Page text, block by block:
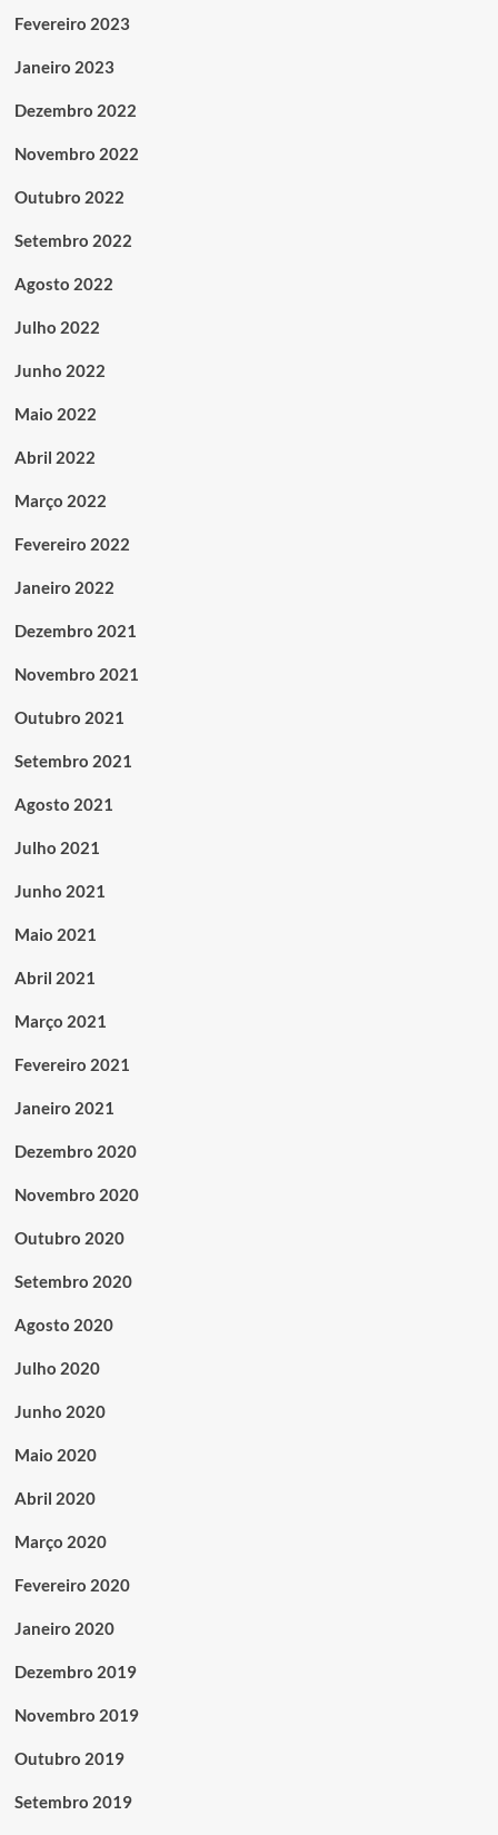
Fevereiro 2023
Janeiro 2023
Dezembro 2022
Novembro 2022
Outubro 2022
Setembro 2022
Agosto 2022
Julho 2022
Junho 2022
Maio 2022
Abril 2022
Março 2022
Fevereiro 2022
Janeiro 2022
Dezembro 2021
Novembro 2021
Outubro 2021
Setembro 2021
Agosto 2021
Julho 2021
Junho 2021
Maio 2021
Abril 2021
Março 2021
Fevereiro 2021
Janeiro 2021
Dezembro 2020
Novembro 2020
Outubro 2020
Setembro 2020
Agosto 2020
Julho 2020
Junho 2020
Maio 2020
Abril 2020
Março 2020
Fevereiro 2020
Janeiro 2020
Dezembro 2019
Novembro 2019
Outubro 2019
Setembro 2019